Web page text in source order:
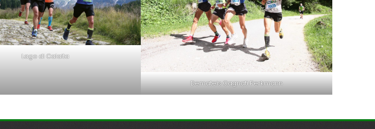
Lago di Calaita
Demateis Cagnati Perkmann